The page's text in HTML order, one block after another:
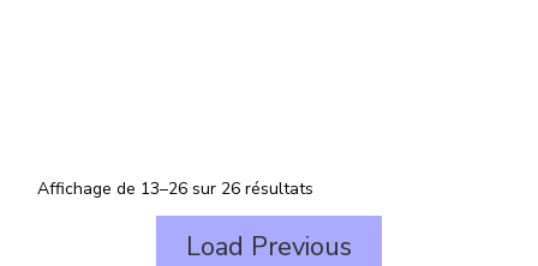
Affichage de 13–26 sur 26 résultats
Load Previous